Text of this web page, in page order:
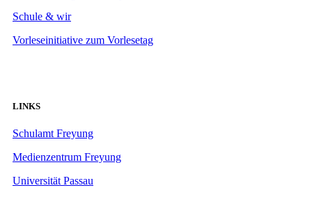
Schule & wir
Vorleseinitiative zum Vorlesetag
LINKS
Schulamt Freyung
Medienzentrum Freyung
Universität Passau